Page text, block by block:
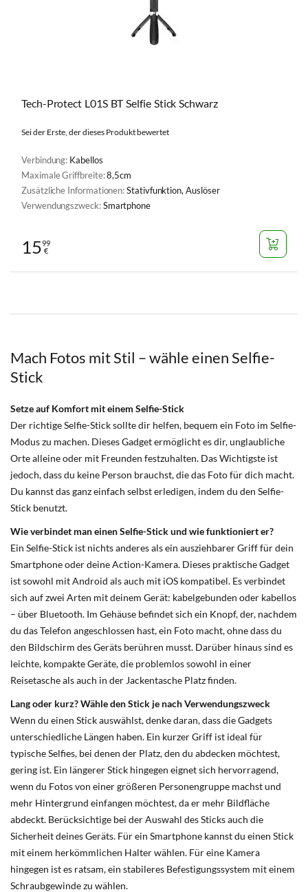
Tech-Protect L01S BT Selfie Stick Schwarz
Sei der Erste, der dieses Produkt bewertet
Verbindung: Kabellos
Maximale Griffbreite:8,5cm
Zusätzliche Informationen:Stativfunktion, Auslöser
Verwendungszweck:Smartphone
1599
€
Mach Fotos mit Stil – wähle einen Selfie-
Stick
Setze auf Komfort mit einem Selfie-Stick
Der richtige Selfie-Stick sollte dir helfen, bequem ein Foto im Selfie-
Modus zu machen. Dieses Gadget ermöglicht es dir, unglaubliche
Orte alleine oder mit Freunden festzuhalten. Das Wichtigste ist
jedoch, dass du keine Person brauchst, die das Foto für dich macht.
Du kannst das ganz einfach selbst erledigen, indem du den Selfie-
Stick benutzt.
Wie verbindet man einen Selfie-Stick und wie funktioniert er?
Ein Selfie-Stick ist nichts anderes als ein ausziehbarer Griff für dein
Smartphoneoder deineAction-Kamera. Dieses praktische Gadget
ist sowohl mit Android als auch mit iOS kompatibel. Es verbindet
sich auf zwei Arten mit deinem Gerät: kabelgebunden oder kabellos
– über Bluetooth. Im Gehäuse befindet sich ein Knopf, der, nachdem
du das Telefon angeschlossen hast, ein Foto macht, ohne dass du
den Bildschirm des Geräts berühren musst. Darüber hinaus sind es
leichte, kompakte Geräte, die problemlos sowohl in einer
Reisetasche als auch in der Jackentasche Platz finden.
Lang oder kurz? Wähle den Stick je nach Verwendungszweck
Wenn du einen Stick auswählst, denke daran, dass die Gadgets
unterschiedliche Längen haben. Ein kurzer Griff ist ideal für
typische Selfies, bei denen der Platz, den du abdecken möchtest,
gering ist. Ein längerer Stick hingegen eignet sich hervorragend,
wenn du Fotos von einer größeren Personengruppe machst und
mehr Hintergrund einfangen möchtest, da er mehr Bildfläche
abdeckt. Berücksichtige bei der Auswahl des Sticks auch die
Sicherheit deines Geräts. Für ein Smartphone kannst du einen Stick
mit einem herkömmlichen Halter wählen. Für eine Kamera
hingegen ist es ratsam, ein stabileres Befestigungssystem mit einem
Schraubgewinde zu wählen.